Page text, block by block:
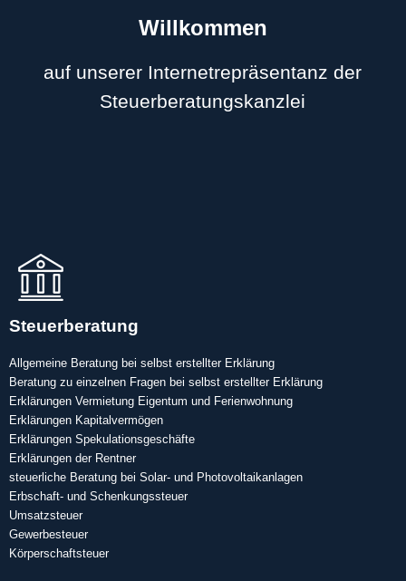
Willkommen
auf unserer Internetrepräsentanz der
Steuerberatungskanzlei
Steuerberatung
Allgemeine Beratung bei selbst erstellter Erklärung
Beratung zu einzelnen Fragen bei selbst erstellter Erklärung
Erklärungen Vermietung Eigentum und Ferienwohnung
Erklärungen Kapitalvermögen
Erklärungen Spekulationsgeschäfte
Erklärungen der Rentner
steuerliche Beratung bei Solar- und Photovoltaikanlagen
Erbschaft- und Schenkungssteuer
Umsatzsteuer
Gewerbesteuer
Körperschaftsteuer